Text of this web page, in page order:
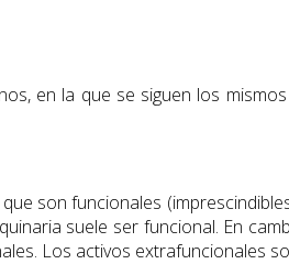
en la que se siguen los
son funcionales
suele ser funcional. En
Los activos extrafuncionales